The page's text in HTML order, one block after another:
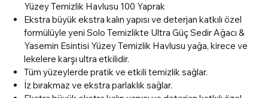
Yüzey Temizlik Havlusu 100 Yaprak
Ekstra büyük ekstra kalın yapısı ve deterjan katkılı özel
formülüyle yeni Solo Temizlikte Ultra Güç Sedir Ağacı &
Yasemin Esintisi Yüzey Temizlik Havlusu yağa, kirece ve
lekelere karşı ultra etkilidir.
Tüm yüzeylerde pratik ve etkili temizlik sağlar.
İz bırakmaz ve ekstra parlaklık sağlar.